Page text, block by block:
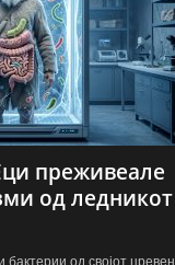
преживеале
од ледникот
од својот цревен